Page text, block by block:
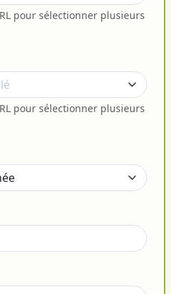
pour sélectionner plusieurs
pour sélectionner plusieurs